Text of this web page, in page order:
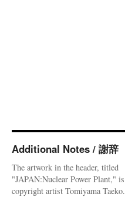
Additional Notes / 謝辞
The artwork in the header, titled
"JAPAN:Nuclear Power Plant," is
copyright artist Tomiyama Taeko.